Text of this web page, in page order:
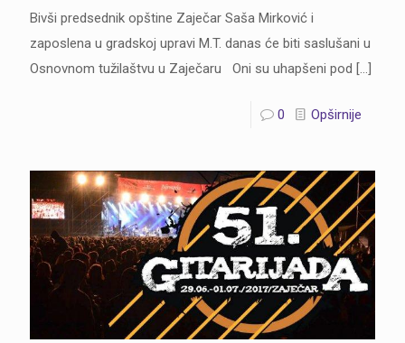
Bivši predsednik opštine Zaječar Saša Mirković i
zaposlena u gradskoj upravi M.T. danas će biti saslušani u
Osnovnom tužilaštvu u Zaječaru Oni su uhapšeni pod
[…]
0 Opširnije